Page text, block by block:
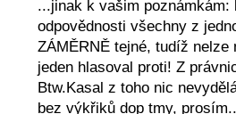
...jinak k vašim
odpovědnosti všechny z
ZÁMĚRNĚ tejné, tudíž
jeden hlasoval proti! Z
Btw.Kasal z toho nic
bez výkřiků dop tmy,